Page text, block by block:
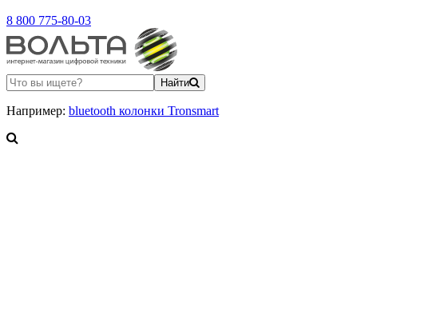
8 800 775-80-03
Найти
Например: bluetooth колонки Tronsmart